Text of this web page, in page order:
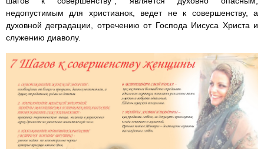
недопустимым для христианок, ведет не к совершенству, а
духовной деградации, отречению от Господа Иисуса Христа и
служению диаволу.